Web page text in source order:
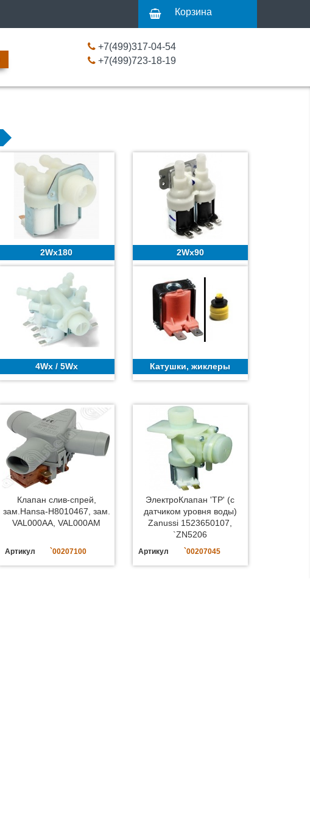
Корзина
+7(499)317-04-54
+7(499)723-18-19
2Wx180 2Wx90
4Wx / 5Wx Катушки, жиклеры
Клапан слив-спрей,
зам.Hansa-H8010467, зам.
VAL000AA, VAL000AM
Артикул `00207100
ЭлектроКлапан 'TP' (с
датчиком уровня воды)
Zanussi 1523650107,
`ZN5206
Артикул `00207045